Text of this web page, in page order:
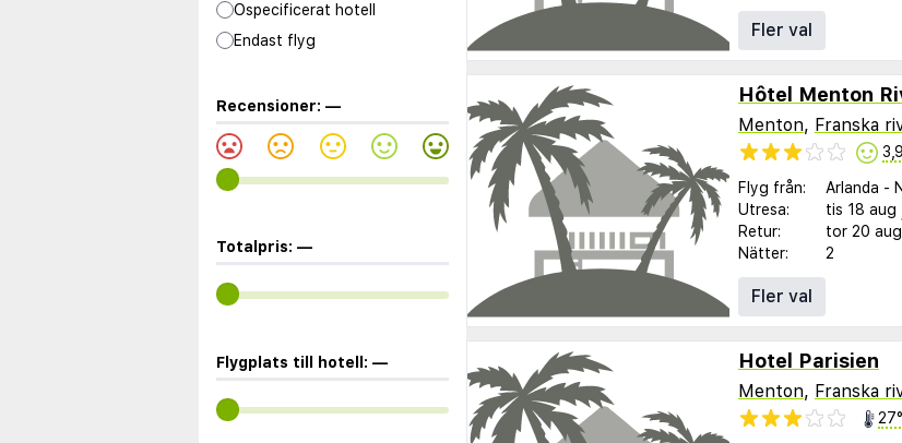
Ospecificerat hotell
Endast flyg
Recensioner: —
Totalpris: —
Flygplats till hotell: —
Fler val
Hôtel Menton
Menton, Franska
3,9
Flyg från: Arlanda -
Utresa:
tis 18 aug
Retur:
tor 20 aug
Nätter:
2
Fler val
Hotel Parisien
Menton, Franska